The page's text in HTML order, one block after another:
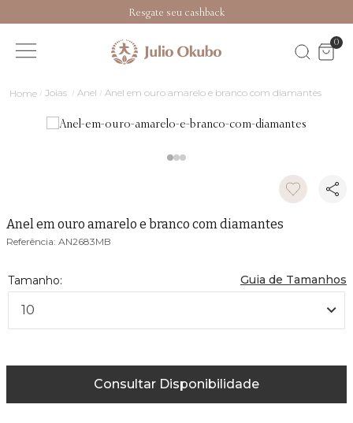
Resgate seu cashback
0
Joias Anel Anel em ouro amarelo e branco com diamantes
Anel em ouro amarelo e branco com diamantes
AN2683MB
Guia de Tamanhos
10
Consultar Disponibilidade